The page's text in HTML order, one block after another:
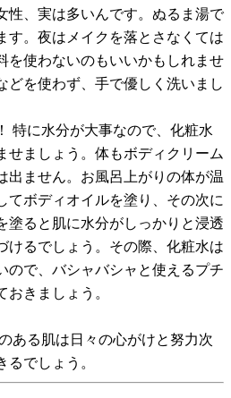
性、実は多いんです。ぬるま湯で
す。夜はメイクを落とさなくては
を使わないのもいいかもしれませ
どを使わず、手で優しく洗いまし
特に水分が大事なので、化粧水
せましょう。体もボディクリーム
出ません。お風呂上がりの体が温
てボディオイルを塗り、その次に
塗ると肌に水分がしっかりと浸透
けるでしょう。その際、化粧水は
ので、バシャバシャと使えるプチ
きましょう。
ある肌は日々の心がけと努力次
でしょう。